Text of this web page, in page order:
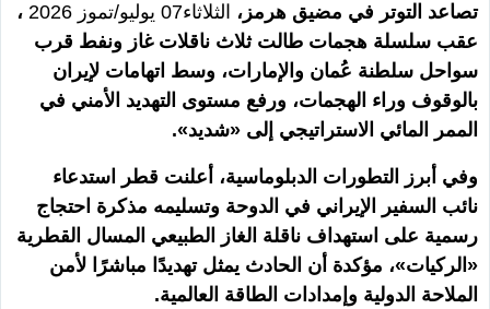
تصاعد التوتر في مضيق هرمز، الثلاثاء07 يوليو/تموز 2026
،
عقب سلسلة هجمات طالت ثلاث ناقلات غاز ونفط قرب
سواحل سلطنة عُمان والإمارات، وسط اتهامات لإيران
بالوقوف وراء الهجمات، ورفع مستوى التهديد الأمني في
الممر المائي الاستراتيجي إلى «شديد».
وفي أبرز التطورات الدبلوماسية، أعلنت قطر استدعاء
نائب السفير الإيراني في الدوحة وتسليمه مذكرة احتجاج
رسمية على استهداف ناقلة الغاز الطبيعي المسال القطرية
«الركيات»، مؤكدة أن الحادث يمثل تهديدًا مباشرًا لأمن
الملاحة الدولية وإمدادات الطاقة العالمية.